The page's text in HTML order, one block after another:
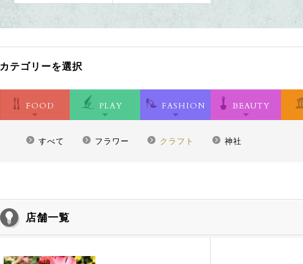
カテゴリーを選択
FOOD PLAY FASHION BEAUTY
すべて フラワー クラフト 神社
店舗一覧